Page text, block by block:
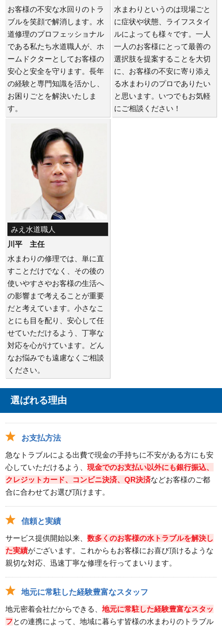
お客様の不安な水回りのトラ
ブルを笑顔で解消します。水
道修理のプロフェッショナル
である私たち水道職人が、ホ
ームドクターとしてお客様の
安心と安全を守ります。長年
の経験と専門知識を活かし、
お困りごとを解決いたしま
す。
水まわりというのは現場ごと
に症状や状態、ライフスタイ
ルによっても様々です。一人
一人のお客様にとって最善の
選択肢を提案することを大切
に、お客様の不安に寄り添え
る水まわりのプロでありたい
と思います。いつでもお気軽
にご相談ください！
みえ水道職人
川平 主任
水まわりの修理では、単に直
すことだけでなく、その後の
使いやすさやお客様の生活へ
の影響まで考えることが重要
だと考えています。小さなこ
とにも目を配り、安心して任
せていただけるよう、丁寧な
対応を心がけています。どん
なお悩みでも遠慮なくご相談
ください。
選ばれる理由
お支払方法
急なトラブルによる出費で現金の手持ちに不安がある方にも安
心していただけるよう、現金でのお支払い以外にも銀行振込、
クレジットカード、コンビニ決済、QR決済などお客様のご都
合に合わせてお選び頂けます。
信頼と実績
サービス提供開始以来、数多くのお客様の水トラブルを解決し
た実績がございます。これからもお客様にお喜び頂けるような
親切な対応、迅速丁寧な修理を行ってまいります。
地元に常駐した経験豊富なスタッフ
地元密着会社だからできる、地元に常駐した経験豊富なスタッ
フとの連携によって、地域に暮らす皆様の水まわりのトラブル